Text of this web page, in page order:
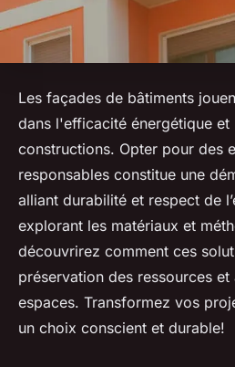
Les façades de bâtiments
dans l'efficacité énergétique et
constructions. Opter pour des
responsables constitue une
alliant durabilité et respect de
explorant les matériaux et
découvrirez comment ces
préservation des ressources
espaces. Transformez vos
un choix conscient et durable!